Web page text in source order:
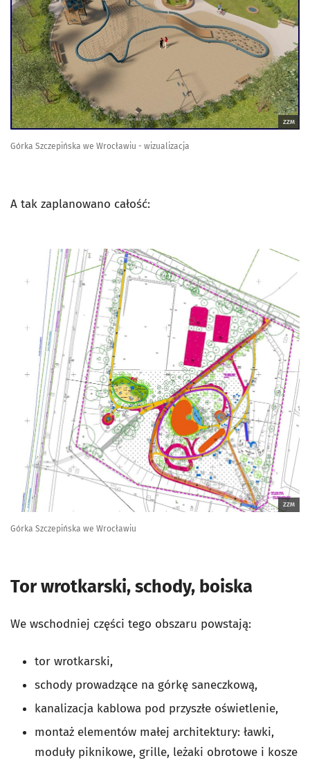
ZZM
Górka Szczepińska we Wrocławiu - wizualizacja
A tak zaplanowano całość:
ZZM
Górka Szczepińska we Wrocławiu
Tor wrotkarski, schody, boiska
We wschodniej części tego obszaru powstają:
tor wrotkarski,
schody prowadzące na górkę saneczkową,
kanalizacja kablowa pod przyszłe oświetlenie,
montaż elementów małej architektury: ławki,
moduły piknikowe, grille, leżaki obrotowe i kosze